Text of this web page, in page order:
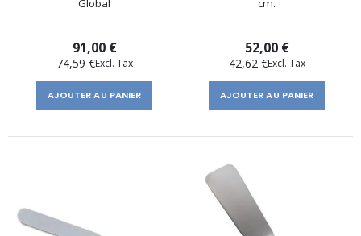
Global
91,00 €
74,59 €
AJOUTER AU PANIER
cm.
52,00 €
42,62 €
AJOUTER AU PANIER